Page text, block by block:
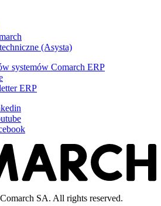
(Asysta)
systemów Comarch ERP
ERP
SA. All rights reserved.